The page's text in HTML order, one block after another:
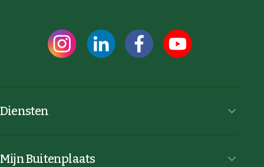
Diensten
Mijn Buitenplaats